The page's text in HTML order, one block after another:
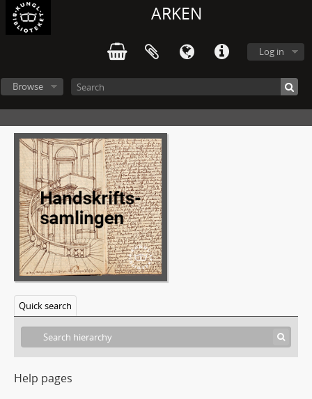
ARKEN
Log in
Browse
Quick search
Help pages